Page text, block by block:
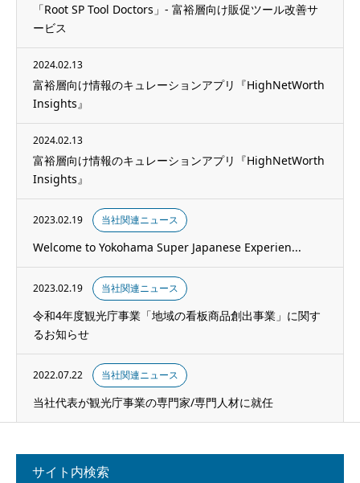
「Root SP Tool Doctors」- 富裕層向け販促ツール改善サ
ービス
2024.02.13
富裕層向け情報のキュレーションアプリ『HighNetWorth
Insights』
2024.02.13
富裕層向け情報のキュレーションアプリ『HighNetWorth
Insights』
2023.02.19 当社関連ニュース
Welcome to Yokohama Super Japanese Experien...
2023.02.19 当社関連ニュース
令和4年度観光庁事業「地域の看板商品創出事業」に関す
るお知らせ
2022.07.22 当社関連ニュース
当社代表が観光庁事業の専門家/専門人材に就任
サイト内検索